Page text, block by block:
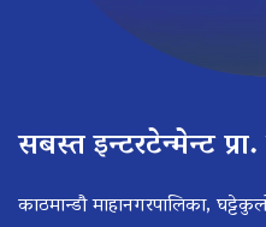
सबस्त इन्टरटेन्मेन्ट
काठमान्डौ माहानगरपालिका,